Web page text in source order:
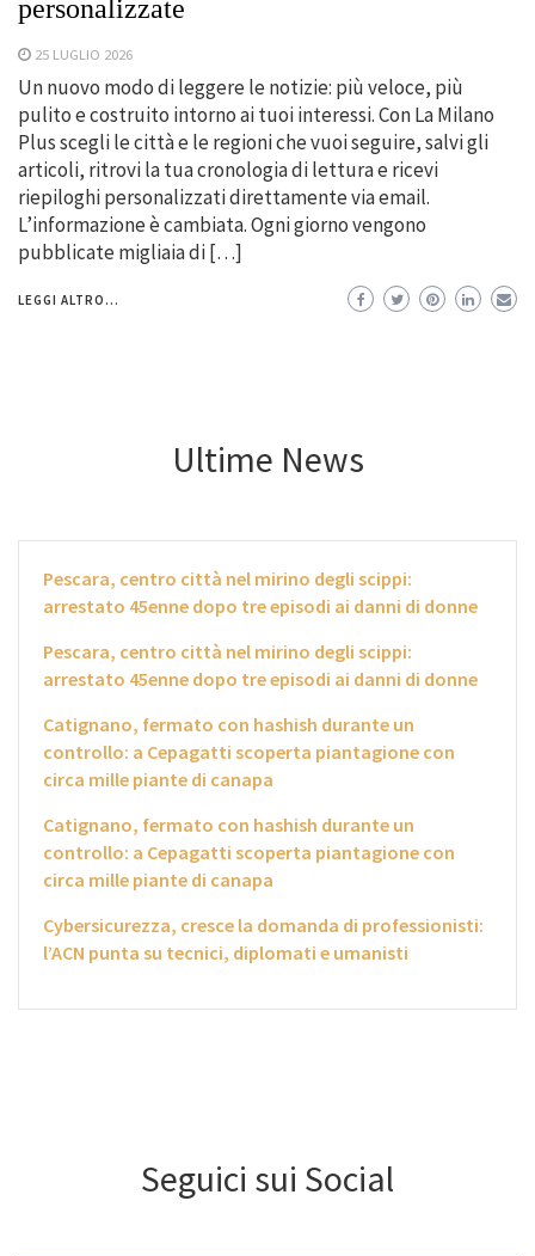
personalizzate
25 LUGLIO 2026
Un nuovo modo di leggere le notizie: più veloce, più
pulito e costruito intorno ai tuoi interessi. Con La Milano
Plus scegli le città e le regioni che vuoi seguire, salvi gli
articoli, ritrovi la tua cronologia di lettura e ricevi
riepiloghi personalizzati direttamente via email.
L’informazione è cambiata. Ogni giorno vengono
pubblicate migliaia di […]
LEGGI ALTRO...
Ultime News
Pescara, centro città nel mirino degli scippi:
arrestato 45enne dopo tre episodi ai danni di donne
Pescara, centro città nel mirino degli scippi:
arrestato 45enne dopo tre episodi ai danni di donne
Catignano, fermato con hashish durante un
controllo: a Cepagatti scoperta piantagione con
circa mille piante di canapa
Catignano, fermato con hashish durante un
controllo: a Cepagatti scoperta piantagione con
circa mille piante di canapa
Cybersicurezza, cresce la domanda di professionisti:
l’ACN punta su tecnici, diplomati e umanisti
Seguici sui Social